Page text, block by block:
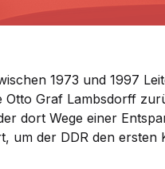
1973 und 1997
Otto Graf Lambsdorff
dort Wege einer
um der DDR den